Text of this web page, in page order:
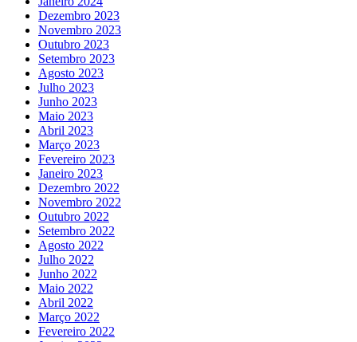
Dezembro 2023
Novembro 2023
Outubro 2023
Setembro 2023
Agosto 2023
Julho 2023
Junho 2023
Maio 2023
Abril 2023
Março 2023
Fevereiro 2023
Janeiro 2023
Dezembro 2022
Novembro 2022
Outubro 2022
Setembro 2022
Agosto 2022
Julho 2022
Junho 2022
Maio 2022
Abril 2022
Março 2022
Fevereiro 2022